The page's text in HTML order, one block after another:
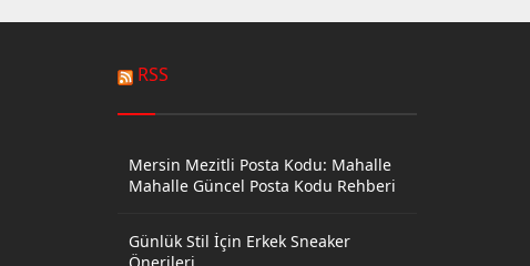
RSS
Mersin Mezitli Posta Kodu: Mahalle
Mahalle Güncel Posta Kodu Rehberi
Günlük Stil İçin Erkek Sneaker